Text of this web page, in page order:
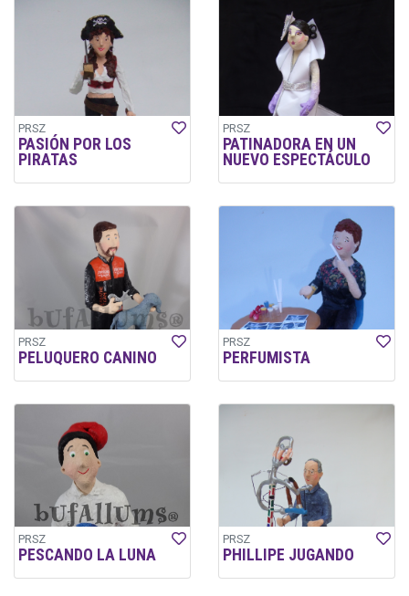
PRSZ
PASIÓN POR LOS
PIRATAS
PRSZ
PATINADORA EN UN
NUEVO ESPECTÁCULO
PRSZ
PELUQUERO CANINO
PRSZ
PERFUMISTA
PRSZ
PESCANDO LA LUNA
PRSZ
PHILLIPE JUGANDO